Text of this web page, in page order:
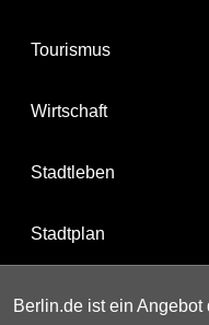
Tourismus
Wirtschaft
Stadtleben
Stadtplan
Berlin.de ist ein